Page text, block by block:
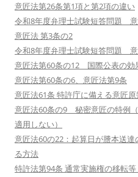
意匠法第26条第1項と第2項の違い
令和8年度弁理士試験短答問題
意匠法 第3条の2
令和8年度弁理士試験短答問題
意匠法第60条の12 国際公表の効
意匠法第60条の6、意匠法第9条
意匠法61条 特許庁に備える意匠
意匠法60条の9 秘密意匠の特例
適用しない）
意匠法60の22：起算日が謄本送
る方法
特許法第94条 通常実施権の移転